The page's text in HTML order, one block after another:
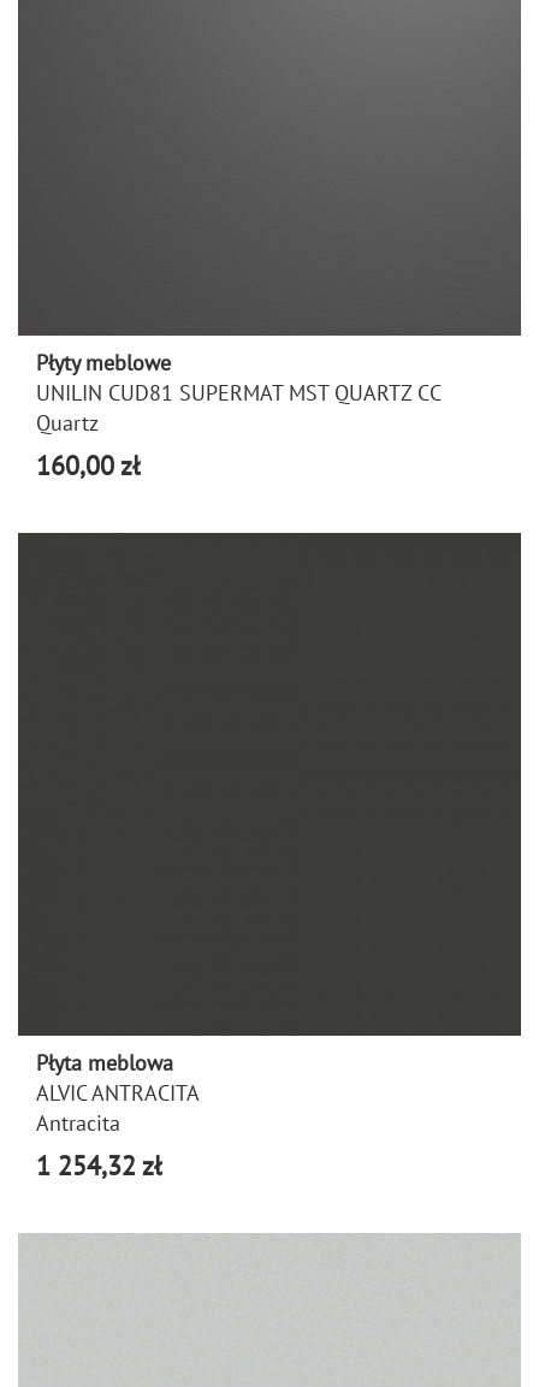
Płyty meblowe
UNILIN CUD81 SUPERMAT MST QUARTZ CC
Quartz
160,00 zł
Płyta meblowa
ALVIC ANTRACITA
Antracita
1 254,32 zł